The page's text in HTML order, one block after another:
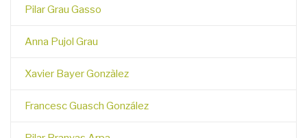
Pilar Grau Gasso
Anna Pujol Grau
Xavier Bayer Gonzàlez
Francesc Guasch González